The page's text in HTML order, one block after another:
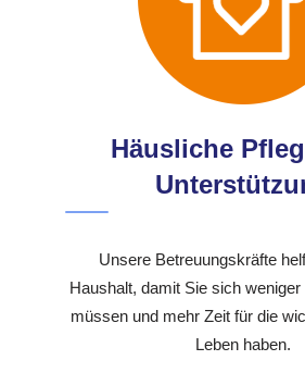
Häusliche
Unsere Betreuungskräfte
Haushalt, damit Sie sich
müssen und mehr Zeit für die
Leben haben.